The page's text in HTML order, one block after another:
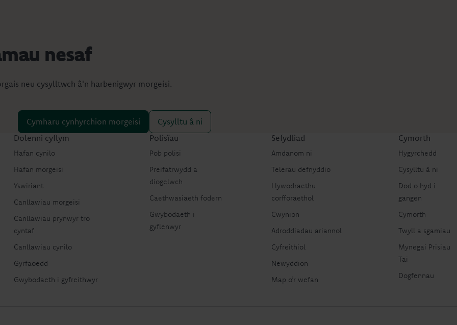
nesaf
neu cysylltwch â'n harbenigwyr morgeisi.
Cymharu cynhyrchion morgeisi
Cysylltu â ni
Dolenni cyflym
Hafan cynilo
Hafan morgeisi
Yswiriant
Canllawiau morgeisi
Canllawiau prynwyr tro
cyntaf
Canllawiau cynilo
Gyrfaoedd
Gwybodaeth i gyfreithwyr
Polisïau
Pob polisi
Preifatrwydd a
diogelwch
Caethwasiaeth fodern
Gwybodaeth i
gyflenwyr
Sefydliad
Amdanom ni
Telerau defnyddio
Llywodraethu
corfforaethol
Cwynion
Adroddiadau ariannol
Cyfreithiol
Newyddion
Map o’r wefan
Cymorth
Hygyrchedd
Cysylltu â ni
Dod o hyd i
gangen
Cymorth
Twyll a sgamiau
Mynegai Prisiau
Tai
Dogfennau